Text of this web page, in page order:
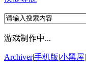
游戏制作中...
Archiver|手机版|小黑屋|